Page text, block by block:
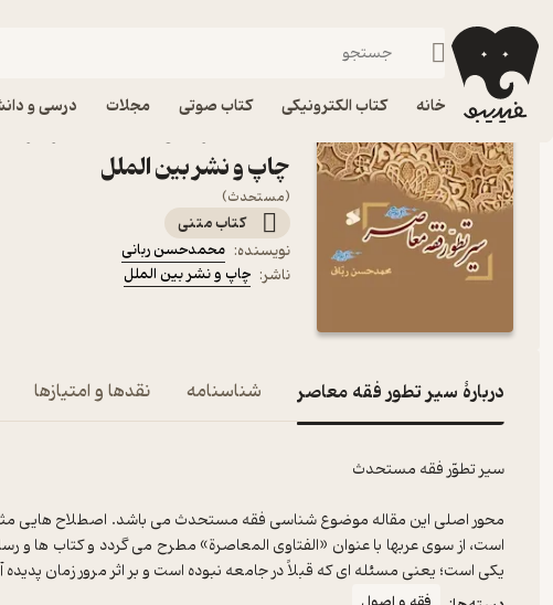
خانه کتاب الکترونیکی کتاب صوتی مجلات درسی و
فیدیبو کتاب الکترونیکی
چاپ و نشر بین الملل
(مستحدث)
کتاب متنی
نویسنده: محمدحسن ربانی
ناشر: چاپ و نشر بین الملل
دربارۀ سیر تطور فقه معاصر شناسنامه نقدها و امتیازها
سیر تطوّر فقه مستحدث
محور اصلی این مقاله موضوع شناسی فقه مستحدث می باشد. اصطلاح هایی
است، از سوی عربها با عنوان «الفتاوی المعاصرة» مطرح می گردد و کتاب ها و
یکی است؛ یعنی مسئله ای که قبلاً در جامعه نبوده است و بر اثر مرور زمان